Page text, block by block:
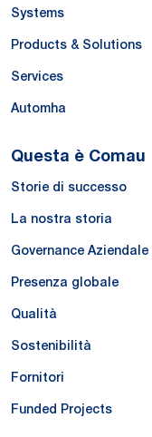
Systems
Products & Solutions
Services
Automha
Questa è Comau
Storie di successo
La nostra storia
Governance Aziendale
Presenza globale
Qualità
Sostenibilità
Fornitori
Funded Projects